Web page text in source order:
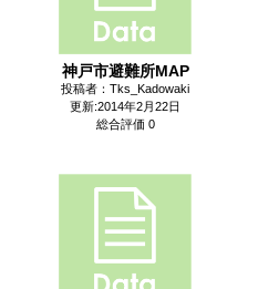
神戸市避難所MAP
投稿者：Tks_Kadowaki
更新:2014年2月22日
総合評価 0